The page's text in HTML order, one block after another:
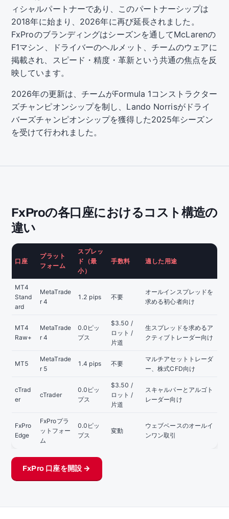
ィシャルパートナーであり、このパートナーシップは
2018年に始まり、2026年に再び延長されました。
FxProのブランディングはシーズンを通してMcLarenの
F1マシン、ドライバーのヘルメット、チームのウェアに
掲載され、スピード・精度・革新という共通の焦点を反
映しています。
2026年の更新は、チームがFormula 1コンストラクター
ズチャンピオンシップを制し、Lando Norrisがドライ
バーズチャンピオンシップを獲得した2025年シーズン
を受けて行われました。
FxProの各口座におけるコスト構造の
違い
口座
プラット
フォーム
スプレッ
ド（最
小）
手数料 適した用途
MT4
Stand
ard
MetaTrade
r 4
1.2 pips 不要
オールインスプレッドを
求める初心者向け
MT4
Raw+
MetaTrade
r 4
0.0ピッ
プス
$3.50 /
ロット /
片道
生スプレッドを求めるア
クティブトレーダー向け
MT5
MetaTrade
r 5
1.4 pips 不要
マルチアセットトレーダ
ー、株式CFD向け
cTrad
er
cTrader
0.0ピッ
プス
$3.50 /
ロット /
片道
スキャルパーとアルゴト
レーダー向け
FxPro
Edge
FxProプラ
ットフォー
ム
0.0ピッ
プス
変動
ウェブベースのオールイ
ンワン取引
FxPro 口座を開設 →